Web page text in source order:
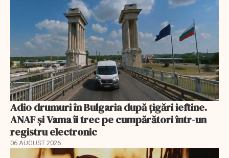
Adio drumuri în Bulgaria după țigări ieftine.
ANAF și Vama îi trec pe cumpărători într-un
registru electronic
06 AUGUST 2026